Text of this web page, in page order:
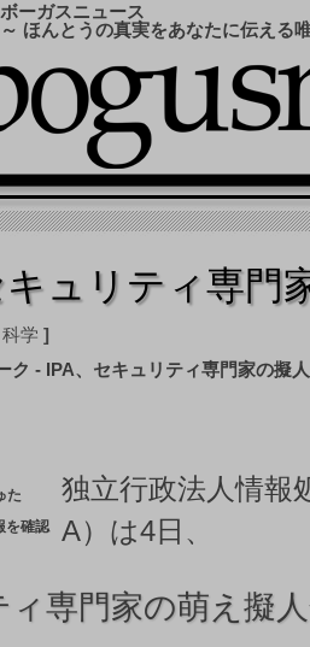
ボーガスニュース
～ ほんとうの真実をあなたに伝える
キュリティ専門
学
た
を確認
独立行政法人情報
A）は4日、
専門家の萌え擬